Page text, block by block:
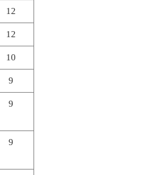
12
12
10
9
9
9